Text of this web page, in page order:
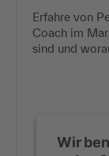
Erfahre von
Coach im
sind und
Wir